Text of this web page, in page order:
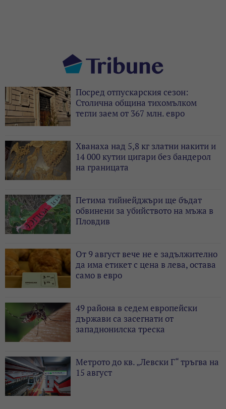
Посред отпускарския сезон:
Столична община тихомълком
тегли заем от 367 млн. евро
Хванаха над 5,8 кг златни накити и
14 000 кутии цигари без бандерол
на границата
Петима тийнейджъри ще бъдат
обвинени за убийството на мъжа в
Пловдив
От 9 август вече не е задължително
да има етикет с цена в лева, остава
само в евро
49 района в седем европейски
държави са засегнати от
западнонилска треска
Метрото до кв. „Левски Г“ тръгва на
15 август